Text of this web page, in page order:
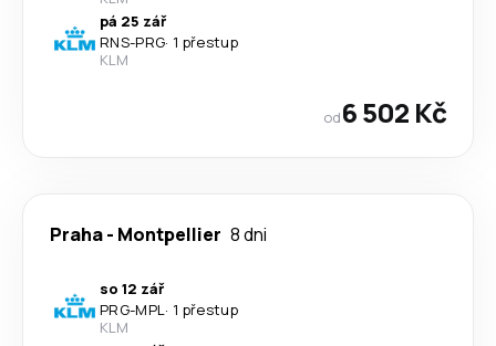
pá 25 zář
RNS-PRG· 1 přestup
KLM
od6 502 Kč
Praha- Montpellier 8 dni
so 12 zář
PRG-MPL· 1 přestup
KLM